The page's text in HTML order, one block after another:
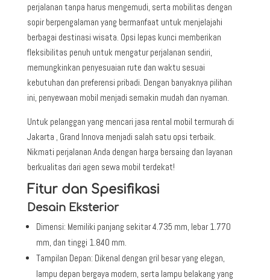
perjalanan tanpa harus mengemudi, serta mobilitas dengan
sopir berpengalaman yang bermanfaat untuk menjelajahi
berbagai destinasi wisata. Opsi lepas kunci memberikan
fleksibilitas penuh untuk mengatur perjalanan sendiri,
memungkinkan penyesuaian rute dan waktu sesuai
kebutuhan dan preferensi pribadi. Dengan banyaknya pilihan
ini, penyewaan mobil menjadi semakin mudah dan nyaman.
Untuk pelanggan yang mencari jasa rental mobil termurah di
Jakarta , Grand Innova menjadi salah satu opsi terbaik.
Nikmati perjalanan Anda dengan harga bersaing dan layanan
berkualitas dari agen sewa mobil terdekat!
Fitur dan Spesifikasi
Desain Eksterior
Dimensi: Memiliki panjang sekitar 4.735 mm, lebar 1.770
mm, dan tinggi 1.840 mm.
Tampilan Depan: Dikenal dengan gril besar yang elegan,
lampu depan bergaya modern, serta lampu belakang yang